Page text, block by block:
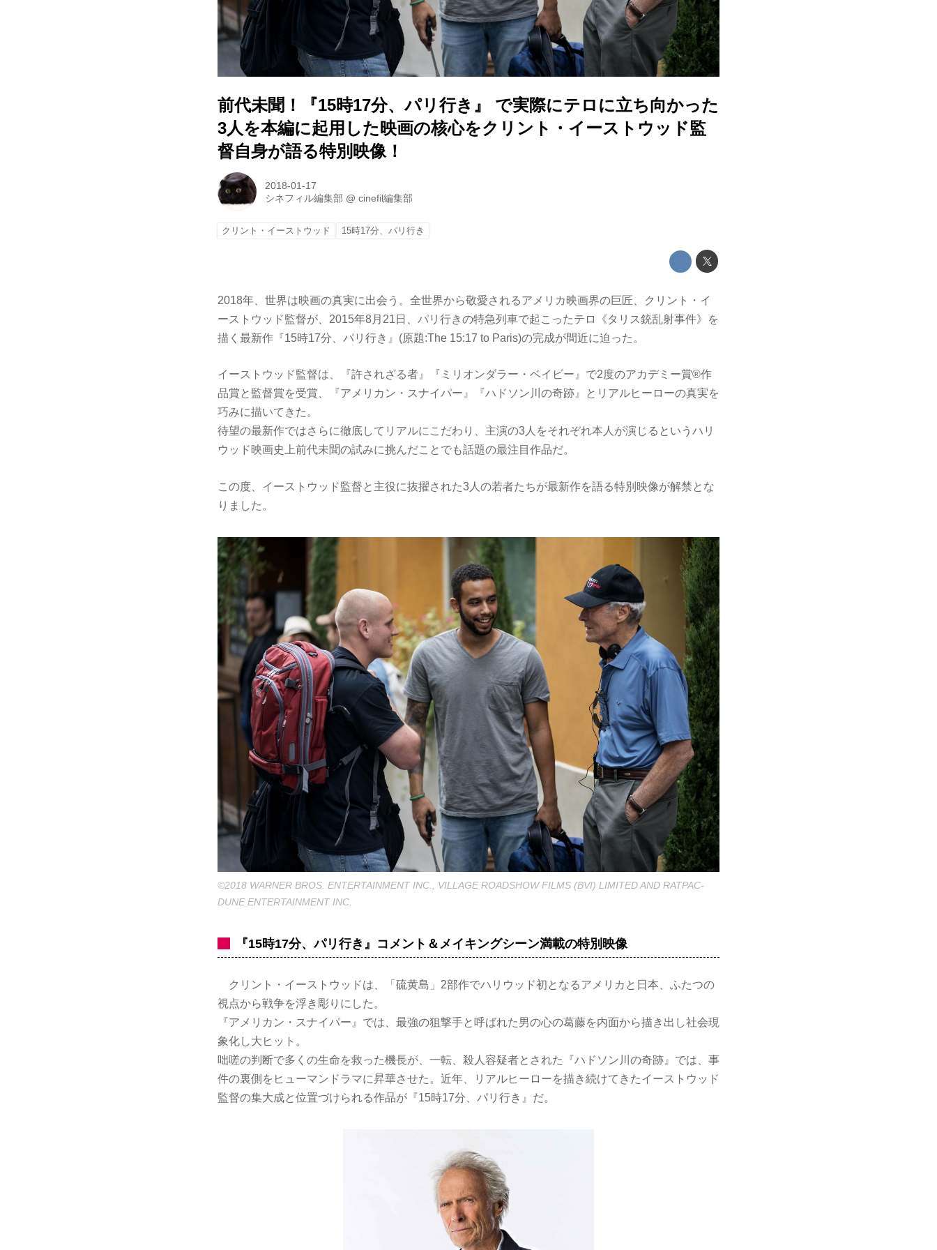
前代未聞！『15時17分、パリ行き』 で実際にテロに立ち向かった
3人を本編に起用した映画の核心をクリント・イーストウッド監
督自身が語る特別映像！
2018-01-17
シネフィル編集部 @cinefil編集部
クリント・イーストウッド 15時17分、パリ行き
2018年、世界は映画の真実に出会う。全世界から敬愛されるアメリカ映画界の巨匠、クリント・イ
ーストウッド監督が、2015年8月21日、パリ行きの特急列車で起こったテロ《タリス銃乱射事件》を
描く最新作『15時17分、パリ行き』(原題:The 15:17 to Paris)の完成が間近に迫った。
イーストウッド監督は、『許されざる者』『ミリオンダラー・ベイビー』で2度のアカデミー賞®作
品賞と監督賞を受賞、『アメリカン・スナイパー』『ハドソン川の奇跡』とリアルヒーローの真実を
巧みに描いてきた。
待望の最新作ではさらに徹底してリアルにこだわり、主演の3人をそれぞれ本人が演じるというハリ
ウッド映画史上前代未聞の試みに挑んだことでも話題の最注目作品だ。
この度、イーストウッド監督と主役に抜擢された3人の若者たちが最新作を語る特別映像が解禁とな
りました。
©2018 WARNER BROS. ENTERTAINMENT INC., VILLAGE ROADSHOW FILMS (BVI) LIMITED AND RATPAC-
DUNE ENTERTAINMENT INC.
『15時17分、パリ行き』コメント＆メイキングシーン満載の特別映像
クリント・イーストウッドは、「硫黄島」2部作でハリウッド初となるアメリカと日本、ふたつの
視点から戦争を浮き彫りにした。
『アメリカン・スナイパー』では、最強の狙撃手と呼ばれた男の心の葛藤を内面から描き出し社会現
象化し大ヒット。
咄嗟の判断で多くの生命を救った機長が、一転、殺人容疑者とされた『ハドソン川の奇跡』では、事
件の裏側をヒューマンドラマに昇華させた。近年、リアルヒーローを描き続けてきたイーストウッド
監督の集大成と位置づけられる作品が『15時17分、パリ行き』だ。